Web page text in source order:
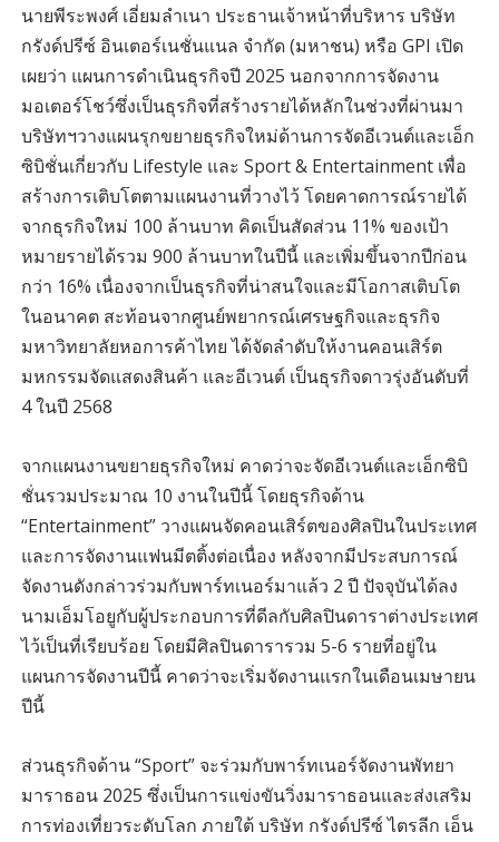
นายพีระพงศ์ เอี่ยมลำเนา ประธานเจ้าหน้าที่บริหาร บริษัท
กรังด์ปรีซ์ อินเตอร์เนชั่นแนล จำกัด (มหาชน) หรือ GPI เปิด
เผยว่า แผนการดำเนินธุรกิจปี 2025 นอกจากการจัดงาน
มอเตอร์โชว์ซึ่งเป็นธุรกิจที่สร้างรายได้หลักในช่วงที่ผ่านมา
บริษัทฯวางแผนรุกขยายธุรกิจใหม่ด้านการจัดอีเวนต์และเอ็ก
ซิบิชั่นเกี่ยวกับ Lifestyle และ Sport & Entertainment เพื่อ
สร้างการเติบโตตามแผนงานที่วางไว้ โดยคาดการณ์รายได้
จากธุรกิจใหม่ 100 ล้านบาท คิดเป็นสัดส่วน 11% ของเป้า
หมายรายได้รวม 900 ล้านบาทในปีนี้ และเพิ่มขึ้นจากปีก่อน
กว่า 16% เนื่องจากเป็นธุรกิจที่น่าสนใจและมีโอกาสเติบโต
ในอนาคต สะท้อนจากศูนย์พยากรณ์เศรษฐกิจและธุรกิจ
มหาวิทยาลัยหอการค้าไทย ได้จัดลำดับให้งานคอนเสิร์ต
มหกรรมจัดแสดงสินค้า และอีเวนต์ เป็นธุรกิจดาวรุ่งอันดับที่
4 ในปี 2568
จากแผนงานขยายธุรกิจใหม่ คาดว่าจะจัดอีเวนต์และเอ็กซิบิ
ชั่นรวมประมาณ 10 งานในปีนี้ โดยธุรกิจด้าน
“Entertainment” วางแผนจัดคอนเสิร์ตของศิลปินในประเทศ
และการจัดงานแฟนมีตติ้งต่อเนื่อง หลังจากมีประสบการณ์
จัดงานดังกล่าวร่วมกับพาร์ทเนอร์มาแล้ว 2 ปี ปัจจุบันได้ลง
นามเอ็มโอยูกับผู้ประกอบการที่ดีลกับศิลปินดาราต่างประเทศ
ไว้เป็นที่เรียบร้อย โดยมีศิลปินดารารวม 5-6 รายที่อยู่ใน
แผนการจัดงานปีนี้ คาดว่าจะเริ่มจัดงานแรกในเดือนเมษายน
ปีนี้
ส่วนธุรกิจด้าน “Sport” จะร่วมกับพาร์ทเนอร์จัดงานพัทยา
มาราธอน 2025 ซึ่งเป็นการแข่งขันวิ่งมาราธอนและส่งเสริม
การท่องเที่ยวระดับโลก ภายใต้ บริษัท กรังด์ปรีซ์ ไตรลีก เอ็น